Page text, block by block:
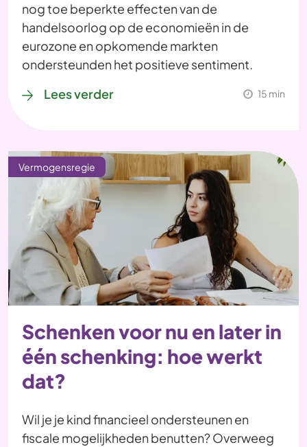
nog toe beperkte effecten van de
handelsoorlog op de economieën in de
eurozone en opkomende markten
ondersteunden het positieve sentiment.
Lees verder
15 min
Vermogensregie
Schenken voor nu en later in
één schenking: hoe werkt
dat?
Wil je je kind financieel ondersteunen en
fiscale mogelijkheden benutten? Overweeg